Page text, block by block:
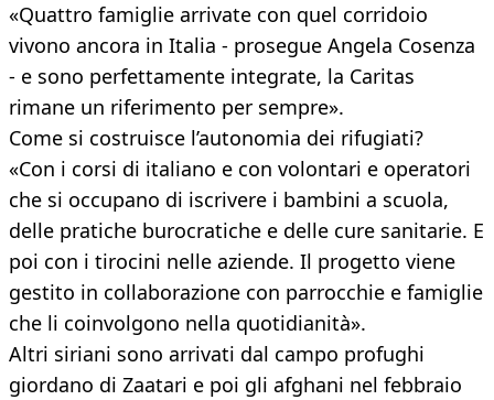
«Quattro famiglie arrivate con quel corridoio
vivono ancora in Italia - prosegue Angela Cosenza
- e sono perfettamente integrate, la Caritas
rimane un riferimento per sempre».
Come si costruisce l’autonomia dei rifugiati?
«Con i corsi di italiano e con volontari e operatori
che si occupano di iscrivere i bambini a scuola,
delle pratiche burocratiche e delle cure sanitarie. E
poi con i tirocini nelle aziende. Il progetto viene
gestito in collaborazione con parrocchie e famiglie
che li coinvolgono nella quotidianità».
Altri siriani sono arrivati dal campo profughi
giordano di Zaatari e poi gli afghani nel febbraio